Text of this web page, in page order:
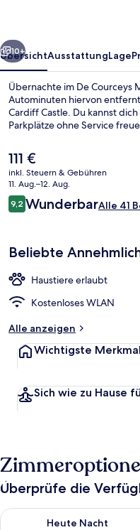
Weiter
10+
ÜbersichtAusstattungLage
Übernachte im De Courceys
Autominuten hiervon
Cardiff Castle. Du kannst
Parkplätze ohne Service
Der
aktuelle
Preis
beträgt
111 €.
111 €
inkl. Steuern & Gebühren
11. Aug.–12. Aug.
Bewertungen
9,29,2 von 10.
WunderbarAlle 41
Beliebte
Haustiere erlaubt
Kostenloses WLAN
Alle anzeigen
Wichtigste
Sich wie zu Hause
Überprüfe die
Heute Nacht
Überprüfe die